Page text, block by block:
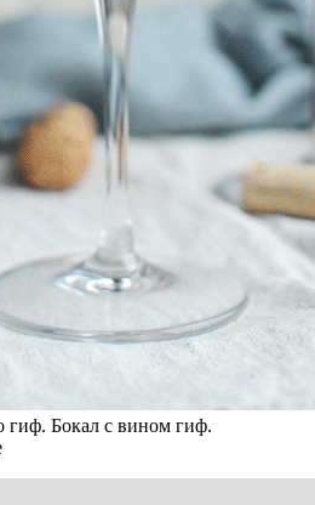
гиф. Бокал с вином гиф.